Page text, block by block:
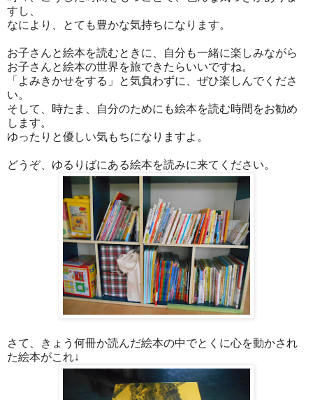
すし、
なにより、とても豊かな気持ちになります。
お子さんと絵本を読むときに、自分も一緒に楽しみながら
お子さんと絵本の世界を旅できたらいいですね。
「よみきかせをする」と気負わずに、ぜひ楽しんでくださ
い。
そして、時たま、自分のためにも絵本を読む時間をお勧め
します。
ゆったりと優しい気もちになりますよ。
どうぞ、ゆるりばにある絵本を読みに来てください。
さて、きょう何冊か読んだ絵本の中でとくに心を動かされ
た絵本がこれ↓